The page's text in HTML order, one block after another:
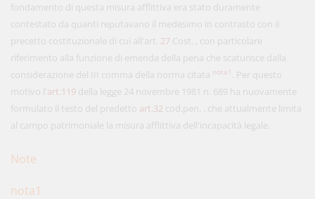
fondamento di questa misura afflittiva era stato duramente
contestato da quanti reputavano il medesimo in contrasto con il
precetto costituzionale di cui all'art. 27 Cost. , con particolare
riferimento alla funzione di emenda della pena che scaturisce dalla
considerazione del III comma della norma citata nota1
. Per questo
motivo l'art.119 della legge 24 novembre 1981 n. 689 ha nuovamente
formulato il testo del predetto art.32 cod.pen. , che attualmente limita
al campo patrimoniale la misura afflittiva dell'incapacità legale.
Note
nota1